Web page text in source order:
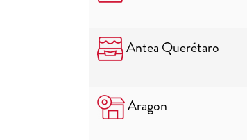
Antea Querétaro
Aragon